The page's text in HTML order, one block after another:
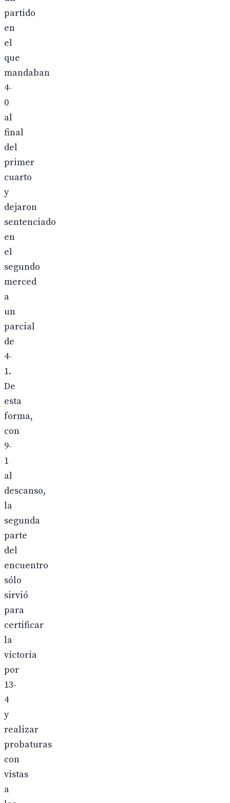
partido
en
el
que
mandaban
4-
0
al
final
del
primer
cuarto
y
dejaron
sentenciado
en
el
segundo
merced
a
un
parcial
de
4-
1.
De
esta
forma,
con
9-
1
al
descanso,
la
segunda
parte
del
encuentro
sólo
sirvió
para
certificar
la
victoria
por
13-
4
y
realizar
probaturas
con
vistas
a